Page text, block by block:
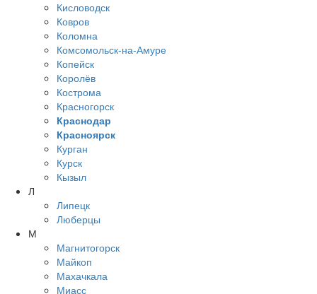
Кисловодск
Ковров
Коломна
Комсомольск-на-Амуре
Копейск
Королёв
Кострома
Красногорск
Краснодар
Красноярск
Курган
Курск
Кызыл
Л
Липецк
Люберцы
М
Магнитогорск
Майкоп
Махачкала
Миасс